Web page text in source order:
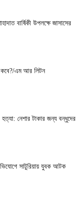
বার্ষিকী উপলক্ষে জাসাসের
কবে?/এম আর লিটন
নেশার টাকার জন্য বন্ধুদের
সাটুরিয়ায় যুবক আটক